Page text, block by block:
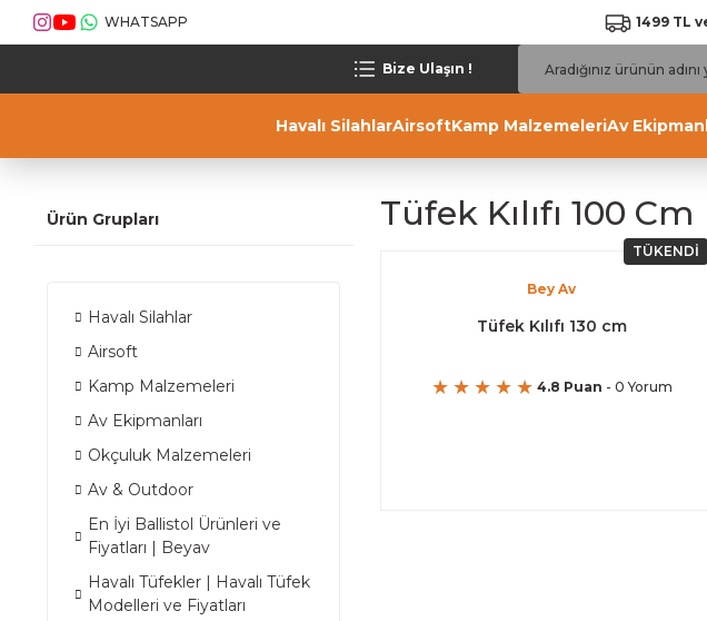
WHATSAPP 1499 TL
Bize Ulaşın !
Havalı SilahlarAirsoftKamp MalzemeleriAv
Ürün Grupları
Havalı Silahlar
Airsoft
Kamp Malzemeleri
Av Ekipmanları
Okçuluk Malzemeleri
Av & Outdoor
En İyi Ballistol Ürünleri ve
Fiyatları | Beyav
Havalı Tüfekler | Havalı Tüfek
Modelleri ve Fiyatları
Tüfek Kılıfı 100 Cm
TÜKENDİ
Bey Av
Tüfek Kılıfı 130 cm
4.8 Puan - 0 Yorum